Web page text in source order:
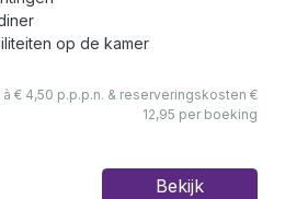
op de kamer
€ 4,50 p.p.p.n. & reserveringskosten €
12,95 per boeking
Bekijk